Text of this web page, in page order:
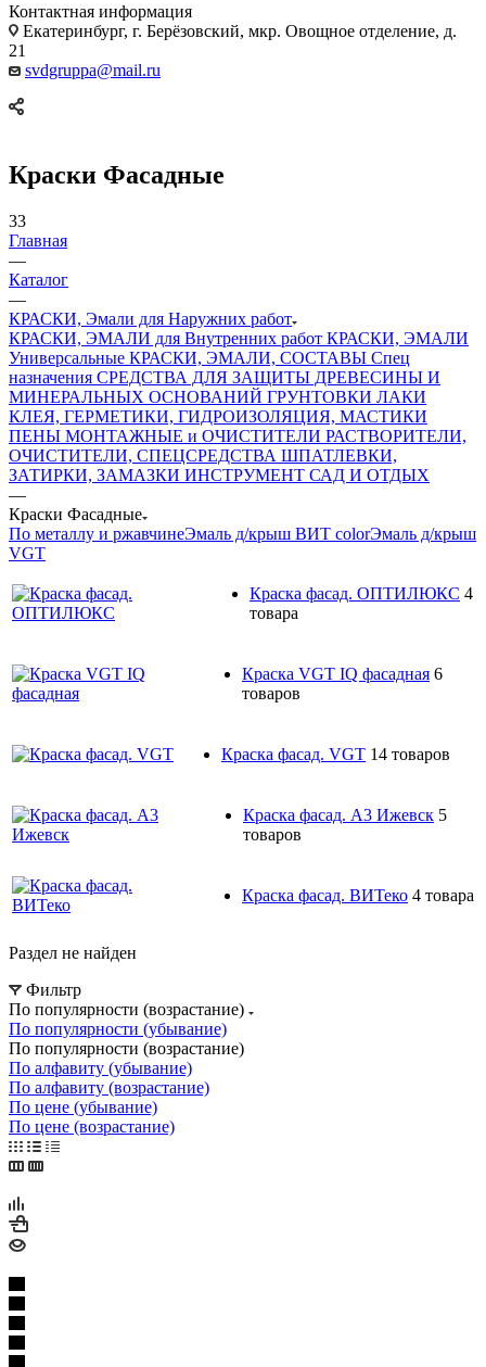
Контактная информация
Екатеринбург, г. Берёзовский, мкр. Овощное отделение, д.
21
svdgruppa@mail.ru
Краски Фасадные
33
Главная
—
Каталог
—
КРАСКИ, Эмали для Наружних работ
КРАСКИ, ЭМАЛИ для Внутренних работ КРАСКИ, ЭМАЛИ
Универсальные КРАСКИ, ЭМАЛИ, СОСТАВЫ Спец
назначения СРЕДСТВА ДЛЯ ЗАЩИТЫ ДРЕВЕСИНЫ И
МИНЕРАЛЬНЫХ ОСНОВАНИЙ ГРУНТОВКИ ЛАКИ
КЛЕЯ, ГЕРМЕТИКИ, ГИДРОИЗОЛЯЦИЯ, МАСТИКИ
ПЕНЫ МОНТАЖНЫЕ и ОЧИСТИТЕЛИ РАСТВОРИТЕЛИ,
ОЧИСТИТЕЛИ, СПЕЦСРЕДСТВА ШПАТЛЕВКИ,
ЗАТИРКИ, ЗАМАЗКИ ИНСТРУМЕНТ САД И ОТДЫХ
—
Краски Фасадные
По металлу и ржавчинеЭмаль д/крыш ВИТ colorЭмаль д/крыш
VGT
Краска фасад. ОПТИЛЮКС 4
товара
Краска VGT IQ фасадная 6
товаров
Краска фасад. VGT 14 товаров
Краска фасад. А3 Ижевск 5
товаров
Краска фасад. ВИТеко 4 товара
Раздел не найден
Фильтр
По популярности (возрастание)
По популярности (убывание)
По популярности (возрастание)
По алфавиту (убывание)
По алфавиту (возрастание)
По цене (убывание)
По цене (возрастание)